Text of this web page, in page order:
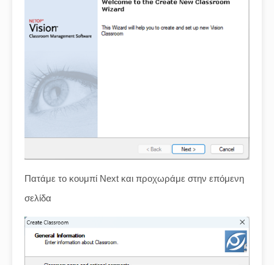
Πατάμε το κουμπί Next και προχωράμε στην επόμενη
σελίδα